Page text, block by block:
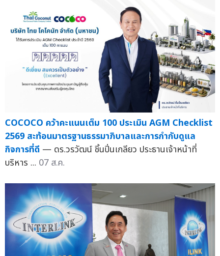
COCOCO คว้าคะแนนเต็ม 100 ประเมิน AGM Checklist
2569 สะท้อนมาตรฐานธรรมาภิบาลและการกำกับดูแล
กิจการที่ดี — ดร.วรวัฒน์ ชิ้นปิ่นเกลียว ประธานเจ้าหน้าที่
บริหาร ... 07 ส.ค.